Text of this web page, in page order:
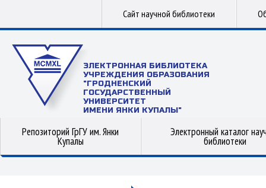
Сайт научной библиотеки
ЭЛЕКТРОННАЯ БИБЛИОТЕКА
УЧРЕЖДЕНИЯ ОБРАЗОВАНИЯ
"ГРОДНЕНСКИЙ
ГОСУДАРСТВЕННЫЙ
УНИВЕРСИТЕТ
ИМЕНИ ЯНКИ КУПАЛЫ"
Репозиторий ГрГУ им. Янки
Купалы
Электронный каталог
библиотеки